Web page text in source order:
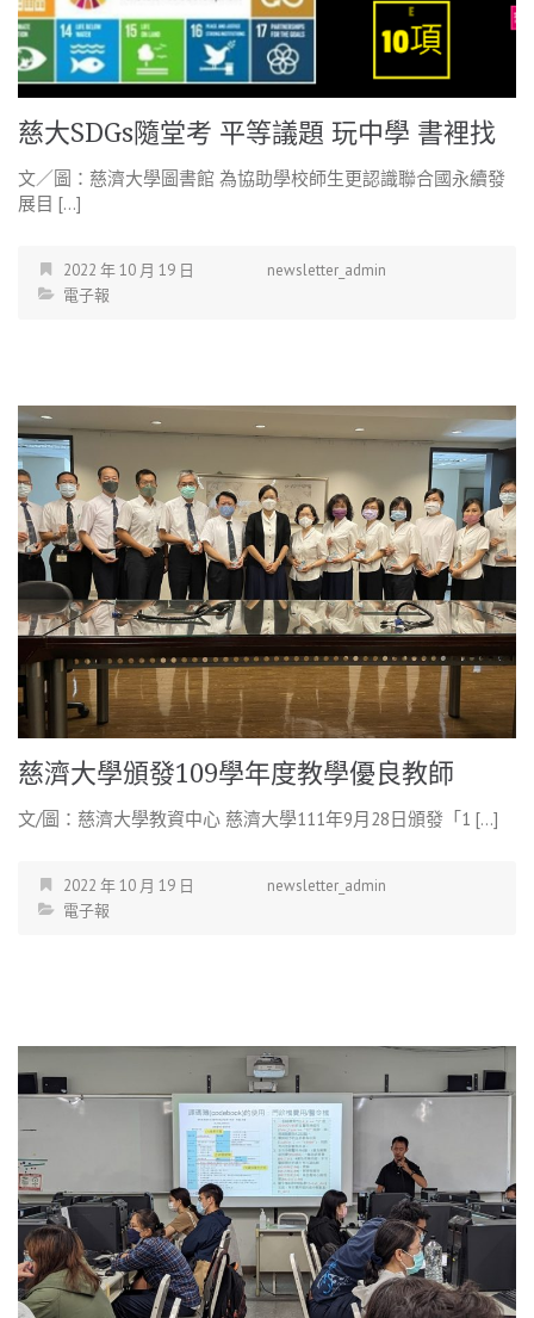
慈大SDGs隨堂考 平等議題 玩中學 書裡找
文／圖：慈濟大學圖書館 為協助學校師生更認識聯合國永續發
展目 […]
2022 年 10 月 19 日
newsletter_admin
電子報
慈濟大學頒發109學年度教學優良教師
文/圖：慈濟大學教資中心 慈濟大學111年9月28日頒發「1 […]
2022 年 10 月 19 日
newsletter_admin
電子報